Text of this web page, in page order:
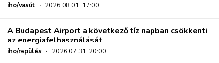
iho/vasút · 2026.08.01. 17:00
A Budapest Airport a következő tíz napban csökkenti
az energiafelhasználását
iho/repülés · 2026.07.31. 20:00